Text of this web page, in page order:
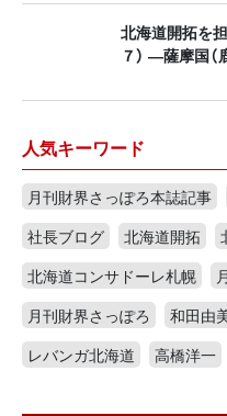
北海道開拓を
７） ―薩摩国
人気キーワード
月刊財界さっぽろ本誌記事
社長ブログ
北海道開拓
北海道コンサドーレ札幌
月刊財界さっぽろ
和田由
レバンガ北海道
高橋洋一